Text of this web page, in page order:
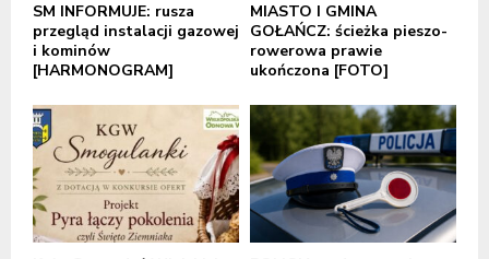
SM INFORMUJE: rusza
przegląd instalacji gazowej
i kominów
[HARMONOGRAM]
MIASTO I GMINA
GOŁAŃCZ: ścieżka pieszo-
rowerowa prawie
ukończona [FOTO]